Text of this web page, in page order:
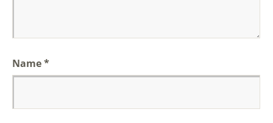
Name*